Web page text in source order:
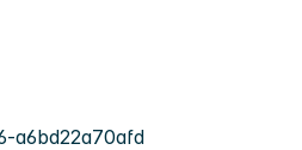
a6bd22a70afd